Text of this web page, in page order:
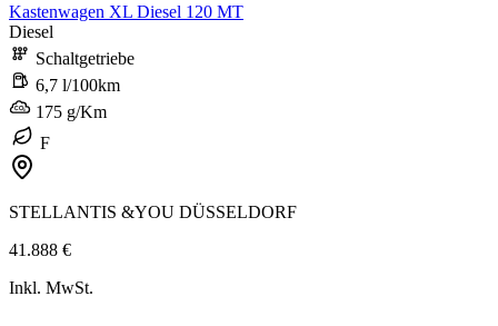
Kastenwagen XL Diesel 120 MT
Diesel
Schaltgetriebe
6,7 l/100km
175 g/Km
F
STELLANTIS &YOU DÜSSELDORF
41.888 €
Inkl. MwSt.